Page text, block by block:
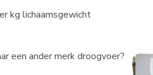
kg lichaamsgewicht
een ander merk droogvoer?